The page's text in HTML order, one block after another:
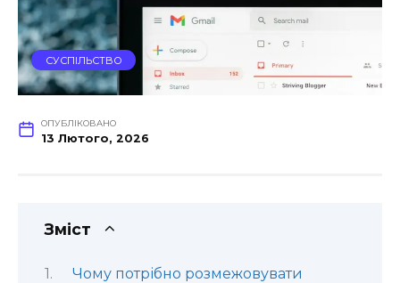
СУСПІЛЬСТВО
ОПУБЛІКОВАНО
13 Лютого, 2026
Зміст
Чому потрібно розмежовувати